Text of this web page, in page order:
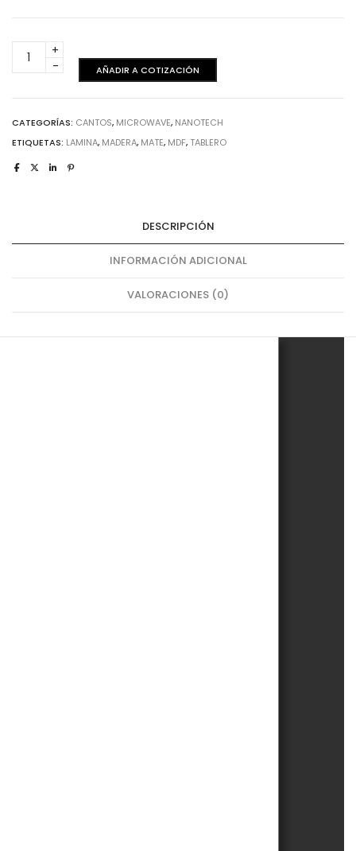
Mate
AÑADIR A COTIZACIÓN
CATEGORÍAS: CANTOS, MICROWAVE, NANOTECH
ETIQUETAS: LAMINA, MADERA, MATE, MDF, TABLERO
DESCRIPCIÓN
INFORMACIÓN ADICIONAL
VALORACIONES (0)